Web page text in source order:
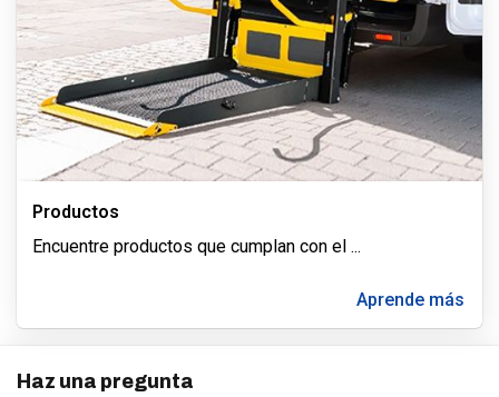
Productos
Encuentre productos que cumplan con el ...
Aprende más
Haz una pregunta